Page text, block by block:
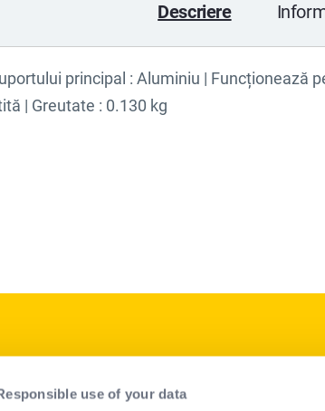
use of your data
Descriere
principal : Aluminiu | Funcționează
| Greutate : 0.130 kg